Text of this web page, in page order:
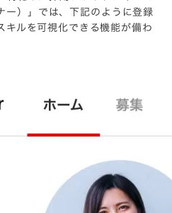
ー）」では、下記のように登録
キルを可視化できる機能が備わ